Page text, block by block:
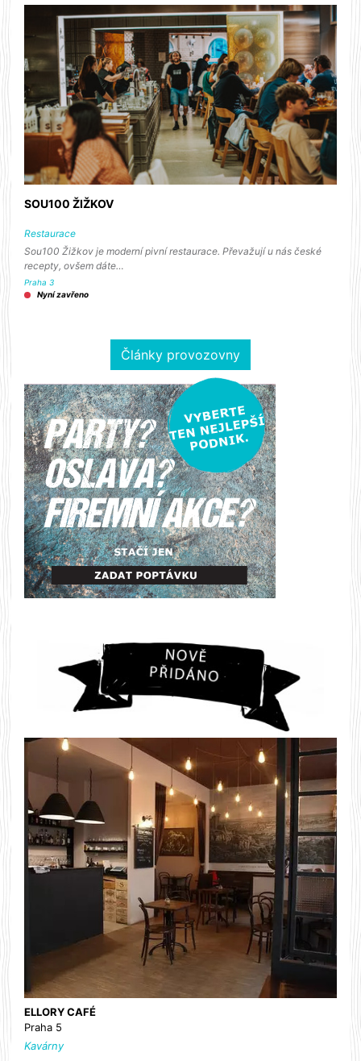
ELLORY CAFÉ
Praha 5
Kavárny
SOU100 ŽIŽKOV
Restaurace
Sou100 Žižkov je moderní pivní restaurace. Převažují u nás české
recepty, ovšem dáte…
Praha 3
Nyní zavřeno
Články provozovny